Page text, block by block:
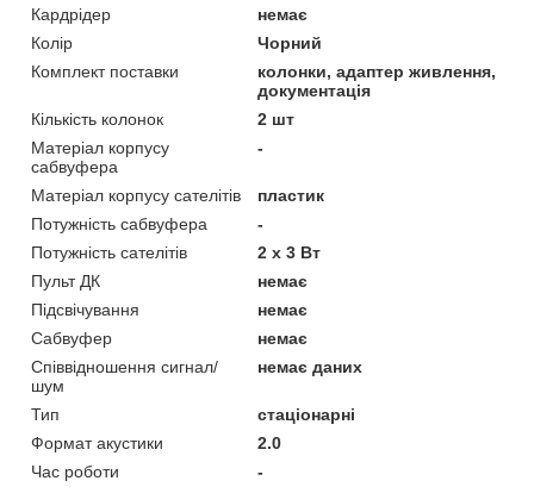
Кардрідер
немає
Колір
Чорний
Комплект поставки
колонки, адаптер живлення,
документація
Кількість колонок
2 шт
Матеріал корпусу
сабвуфера
-
Матеріал корпусу сателітів
пластик
Потужність сабвуфера
-
Потужність сателітів
2 х 3 Вт
Пульт ДК
немає
Підсвічування
немає
Сабвуфер
немає
Співвідношення сигнал/
шум
немає даних
Тип
стаціонарні
Формат акустики
2.0
Час роботи
-